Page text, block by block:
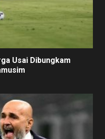
Usai Dibungkam